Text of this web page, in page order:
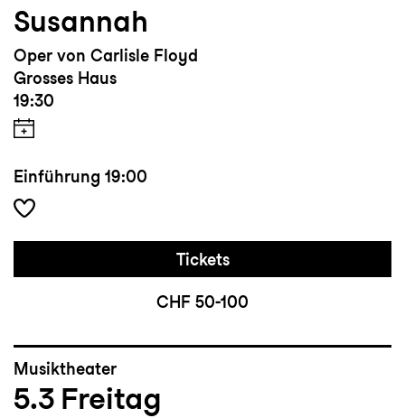
Susannah
Oper von Carlisle Floyd
Grosses Haus
19:30
Einführung 19:00
Tickets
CHF 50-100
Musiktheater
5.3 Freitag